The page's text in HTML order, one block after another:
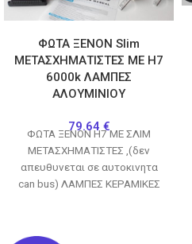
ΦΩΤΑ ΞΕΝΟΝ Slim
ΜΕΤΑΣΧΗΜΑΤΙΣΤΕΣ ΜΕ H7
6000k ΛΑΜΠΕΣ
ΑΛΟΥΜΙΝΙΟΥ
79.64 €
ΦΩΤΑ ΞΕΝΟΝ Η7 ΜΕ ΣΛΙΜ
ΜΕΤΑΣΧΗΜΑΤΙΣΤΕΣ ,(δεν
απευθυνεται σε αυτοκινητα
can bus) ΛΑΜΠΕΣ ΚΕΡΑΜΙΚΕΣ